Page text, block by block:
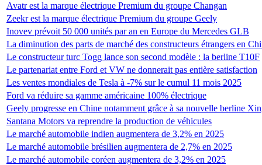
Avatr est la marque électrique Premium du groupe Changan
Zeekr est la marque électrique Premium du groupe Geely
Inovev prévoit 50 000 unités par an en Europe du Mercedes GLB
La diminution des parts de marché des constructeurs étrangers en
Le constructeur turc Togg lance son second modèle : la berline T10F
Le partenariat entre Ford et VW ne donnerait pas entière satisfaction
Les ventes mondiales de Tesla à -7% sur le cumul 11 mois 2025
Ford va réduire sa gamme américaine 100% électrique
Geely progresse en Chine notamment grâce à sa nouvelle berline
Santana Motors va reprendre la production de véhicules
Le marché automobile indien augmentera de 3,2% en 2025
Le marché automobile brésilien augmentera de 2,7% en 2025
Le marché automobile coréen augmentera de 3,2% en 2025